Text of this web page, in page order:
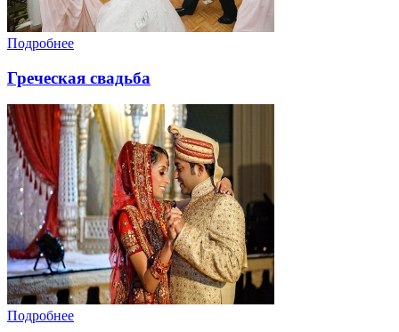
Подробнее
Греческая свадьба
Подробнее